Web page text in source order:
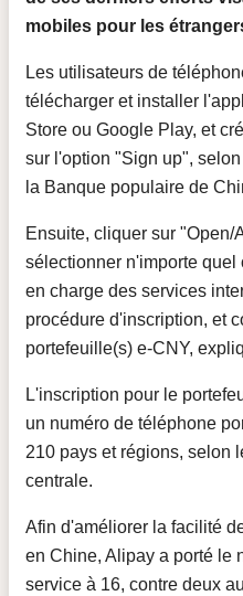
mobiles pour les
Les utilisateurs de
télécharger et installer
Store ou Google Play, et
sur l'option "Sign up",
la Banque populaire de
Ensuite, cliquer sur "Open/
sélectionner n'importe quel
en charge des services
procédure d'inscription, et
portefeuille(s) e-CNY,
L'inscription pour le
un numéro de téléphone
210 pays et régions, selon
centrale.
Afin d'améliorer la facilité
en Chine, Alipay a porté le
service à 16, contre deux